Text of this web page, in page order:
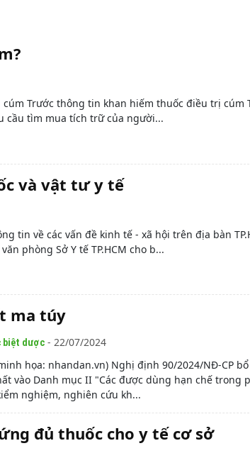
Trước thông tin khan hiếm thuốc điều trị cúm
cầu tìm mua tích trữ của người...
và vật tư y tế
tin về các vấn đề kinh tế - xã hội trên địa bàn
phòng Sở Y tế TP.HCM cho b...
ma túy
biệt dược - 22/07/2024
họa: nhandan.vn) Nghị định 90/2024/NĐ-CP
vào Danh mục II "Các được dùng hạn chế trong
nghiệm, nghiên cứu kh...
đủ thuốc cho y tế cơ sở